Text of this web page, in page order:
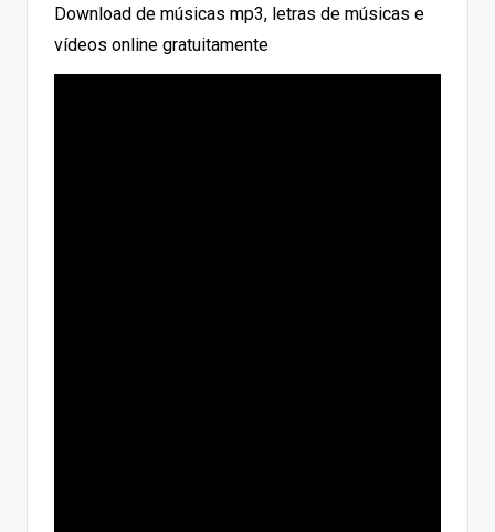
Download de músicas mp3, letras de músicas e
vídeos online gratuitamente